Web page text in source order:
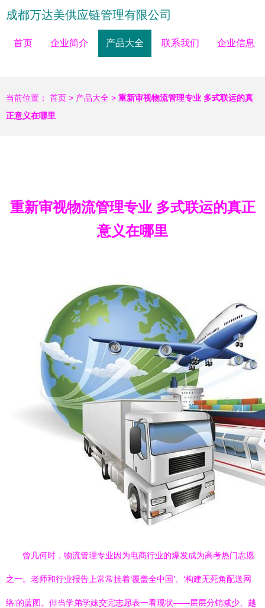
成都万达美供应链管理有限公司
首页 企业简介 产品大全 联系我们 企业信息
当前位置： 首页 > 产品大全 > 重新审视物流管理专业 多式联运的真
正意义在哪里
重新审视物流管理专业 多式联运的真正
意义在哪里
曾几何时，物流管理专业因为电商行业的爆发成为高考热门志愿
之一。老师和行业报告上常常挂着‘覆盖全中国’、‘构建无死角配送网
络’的蓝图。但当学弟学妹交完志愿表一看现状——层层分销减少、越